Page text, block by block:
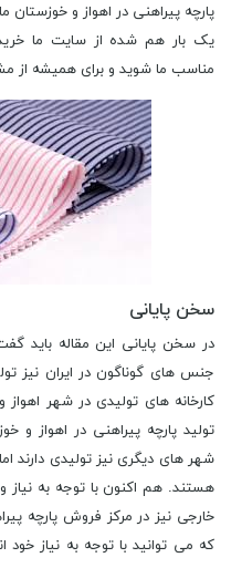
پارچه پیراهنی در اهواز و
یک بار هم شده از سایت ما
مناسب ما شوید و برای همیشه از
سخن پایانی
در سخن پایانی این مقاله باید
جنس های گوناگون در ایران نیز
کارخانه های تولیدی در شهر
تولید پارچه پیراهنی در اهواز و
شهر های دیگری نیز تولیدی دارند
هستند. هم اکنون با توجه به نیاز و
خارجی نیز در مرکز فروش پارچه
که می توانید با توجه به نیاز خود